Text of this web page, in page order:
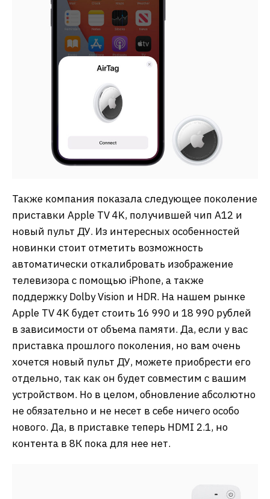
Также компания показала следующее поколение
приставки Apple TV 4K, получившей чип A12 и
новый пульт ДУ. Из интересных особенностей
новинки стоит отметить возможность
автоматически откалибровать изображение
телевизора с помощью iPhone, а также
поддержку Dolby Vision и HDR. На нашем рынке
Apple TV 4K будет стоить 16 990 и 18 990 рублей
в зависимости от объема памяти. Да, если у вас
приставка прошлого поколения, но вам очень
хочется новый пульт ДУ, можете приобрести его
отдельно, так как он будет совместим с вашим
устройством. Но в целом, обновление абсолютно
не обязательно и не несет в себе ничего особо
нового. Да, в приставке теперь HDMI 2.1, но
контента в 8К пока для нее нет.